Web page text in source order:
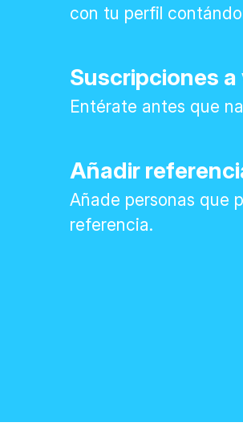
con tu perfil
Suscripciones
Entérate antes que
Añadir
Añade personas que
referencia.